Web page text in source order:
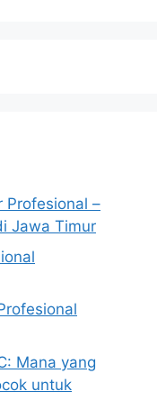
Profesional –
Jawa Timur
Mana yang
untuk